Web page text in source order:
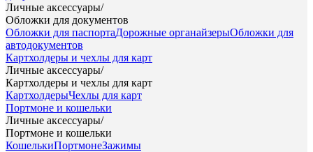
Личные аксессуары/
Обложки для документов
Обложки для паспортаДорожные органайзерыОбложки для
автодокументов
Картхолдеры и чехлы для карт
Личные аксессуары/
Картхолдеры и чехлы для карт
КартхолдерыЧехлы для карт
Портмоне и кошельки
Личные аксессуары/
Портмоне и кошельки
КошелькиПортмонеЗажимы